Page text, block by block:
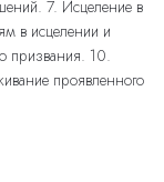
7. Исцеление в
в исцелении и
призвания. 10.
проявленного